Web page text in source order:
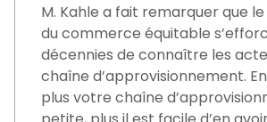
M. Kahle a fait remarquer que
du commerce équitable
décennies de connaître les
chaîne d’approvisionnement.
plus votre chaîne